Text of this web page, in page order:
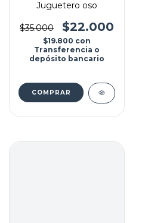
Juguetero oso
$35.000 $22.000
$19.800 con
Transferencia o
depósito bancario